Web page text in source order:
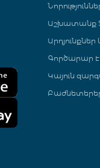
Աշխատանք
Արդյունքներ
Գործարար
Կայուն